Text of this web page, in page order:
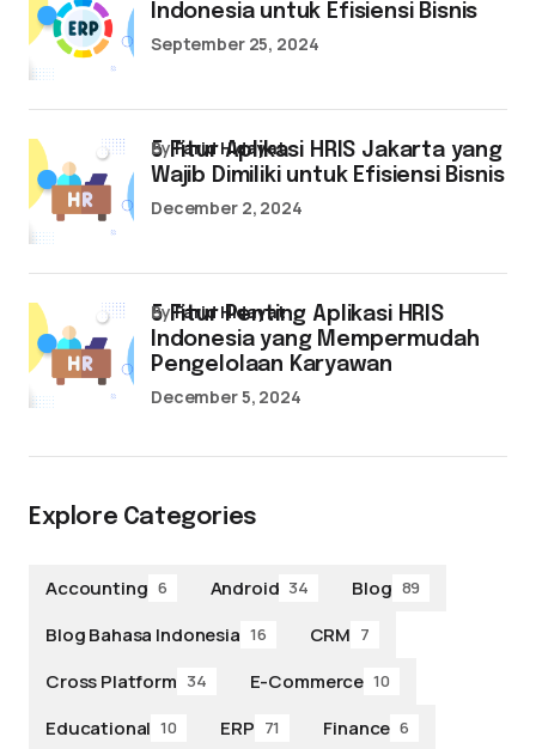
Indonesia untuk Efisiensi Bisnis
September 25, 2024
5 Fitur Aplikasi HRIS Jakarta yang
Wajib Dimiliki untuk Efisiensi Bisnis
byFarid Hidayat
December 2, 2024
5 Fitur Penting Aplikasi HRIS
Indonesia yang Mempermudah
Pengelolaan Karyawan
byFarid Hidayat
December 5, 2024
Explore Categories
Accounting 6 Android 34 Blog 89
Blog Bahasa Indonesia 16 CRM 7
Cross Platform 34 E-Commerce 10
Educational 10 ERP 71 Finance 6